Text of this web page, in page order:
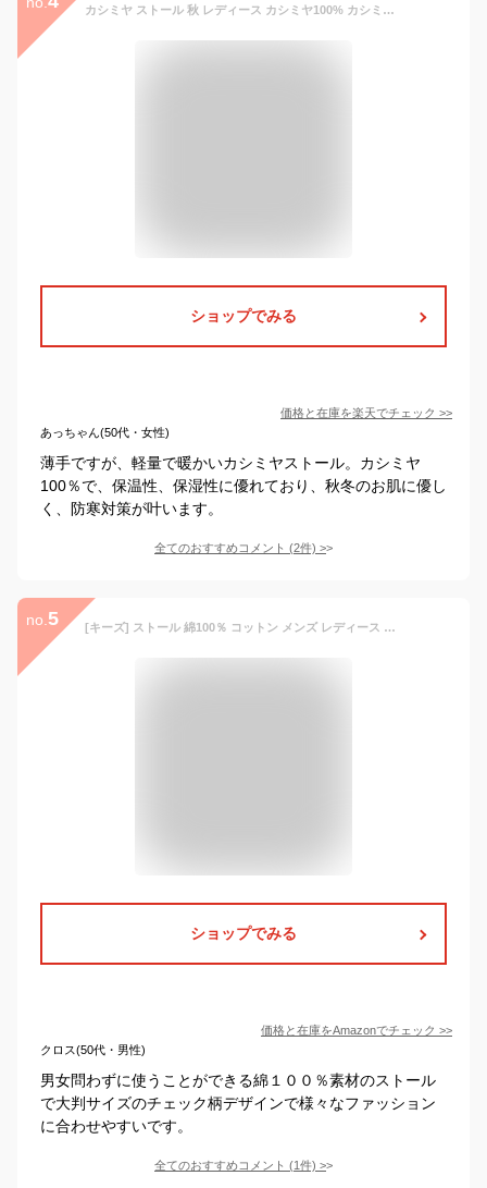
カシミヤ ストール 秋 レディース カシミヤ100% カシミヤストール 大判 大判ストール 羽織り 薄手 バスケット織り カシミヤ 100% 夏 秋 冬 マフラー レディースマフラー 紫外線対策 日よけ ギフト プレゼント 7F (02000299r)
ショップでみる
価格と在庫を楽天でチェック >>
あっちゃん(50代・女性)
薄手ですが、軽量で暖かいカシミヤストール。カシミヤ
100％で、保温性、保湿性に優れており、秋冬のお肌に優し
く、防寒対策が叶います。
全てのおすすめコメント (2件) >
no. 5 [キーズ] ストール 綿100％ コットン メンズ レディース ブロック チェック 春 夏 秋
ショップでみる
価格と在庫をAmazonでチェック >>
クロス(50代・男性)
男女問わずに使うことができる綿１００％素材のストール
で大判サイズのチェック柄デザインで様々なファッション
に合わせやすいです。
全てのおすすめコメント (1件) >